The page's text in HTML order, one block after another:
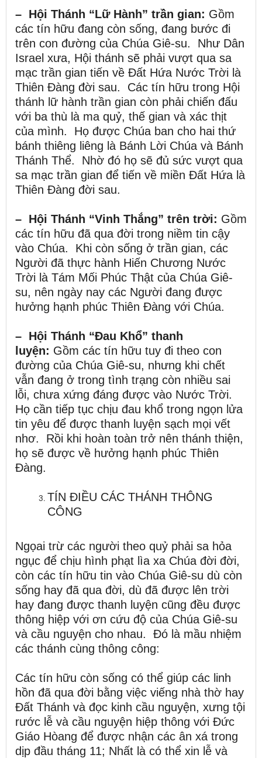
– Hội Thánh “Lữ Hành” trần gian: Gồm
các tín hữu đang còn sống, đang bước đi
trên con đường của Chúa Giê-su. Như Dân
Israel xưa, Hội thánh sẽ phải vượt qua sa
mạc trần gian tiến về Đất Hứa Nước Trời là
Thiên Đàng đời sau. Các tín hữu trong Hội
thánh lữ hành trần gian còn phải chiến đấu
với ba thù là ma quỷ, thế gian và xác thịt
của mình. Họ được Chúa ban cho hai thứ
bánh thiêng liêng là Bánh Lời Chúa và Bánh
Thánh Thể. Nhờ đó họ sẽ đủ sức vượt qua
sa mạc trần gian để tiến về miền Đất Hứa là
Thiên Đàng đời sau.
– Hội Thánh “Vinh Thắng” trên trời: Gồm
các tín hữu đã qua đời trong niềm tin cậy
vào Chúa. Khi còn sống ở trần gian, các
Người đã thực hành Hiến Chương Nước
Trời là Tám Mối Phúc Thật của Chúa Giê-
su, nên ngày nay các Người đang được
hưởng hạnh phúc Thiên Đàng với Chúa.
– Hội Thánh “Đau Khổ” thanh
luyện: Gồm các tín hữu tuy đi theo con
đường của Chúa Giê-su, nhưng khi chết
vẫn đang ở trong tình trạng còn nhiều sai
lỗi, chưa xứng đáng được vào Nước Trời.
Họ cần tiếp tục chịu đau khổ trong ngọn lửa
tin yêu để được thanh luyện sạch mọi vết
nhơ. Rồi khi hoàn toàn trở nên thánh thiện,
họ sẽ được về hưởng hạnh phúc Thiên
Đàng.
TÍN ĐIỀU CÁC THÁNH THÔNG
CÔNG
Ngọai trừ các người theo quỷ phải sa hỏa
ngục để chịu hình phạt lìa xa Chúa đời đời,
còn các tín hữu tin vào Chúa Giê-su dù còn
sống hay đã qua đời, dù đã được lên trời
hay đang được thanh luyện cũng đều được
thông hiệp với ơn cứu độ của Chúa Giê-su
và cầu nguyện cho nhau. Đó là mầu nhiệm
các thánh cùng thông công:
Các tín hữu còn sống có thể giúp các linh
hồn đã qua đời bằng việc viếng nhà thờ hay
Đất Thánh và đọc kinh cầu nguyện, xưng tội
rước lễ và cầu nguyện hiệp thông với Đức
Giáo Hòang để được nhận các ân xá trong
dịp đầu tháng 11; Nhất là có thể xin lễ và